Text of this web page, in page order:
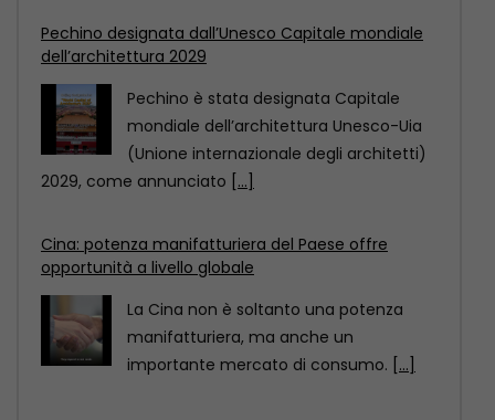
Cina: potenza manifatturiera del Paese offre
opportunità a livello globale
La Cina non è soltanto una potenza
manifatturiera, ma anche un
importante mercato di consumo.[...]
immersioni. Sanzioni per 90 mila euro
COMO (ITALPRESS) – Venti centri
immersioni, sui Laghi Maggiore, di
Lugano, di Como, d’Orta, d’Iseo